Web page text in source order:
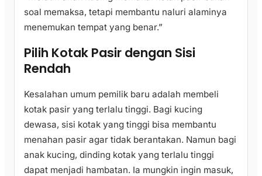
soal memaksa, tetapi membantu naluri alaminya
menemukan tempat yang benar.”
Pilih Kotak Pasir dengan Sisi
Rendah
Kesalahan umum pemilik baru adalah membeli
kotak pasir yang terlalu tinggi. Bagi kucing
dewasa, sisi kotak yang tinggi bisa membantu
menahan pasir agar tidak berantakan. Namun bagi
anak kucing, dinding kotak yang terlalu tinggi
dapat menjadi hambatan. Ia mungkin ingin masuk,